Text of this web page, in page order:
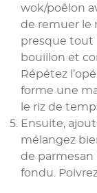
wok/poêlon
de remuer le
presque tout
bouillon et
Répétez
forme une
le riz de
Ensuite,
mélangez
de parmesan
fondu.